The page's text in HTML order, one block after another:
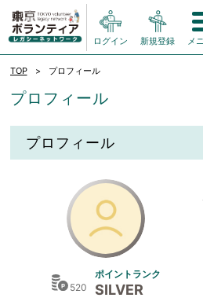
ログイン 新規登録 メ
TOP プロフィール
プロフィール
プロフィール
520
ポイントランク
SILVER